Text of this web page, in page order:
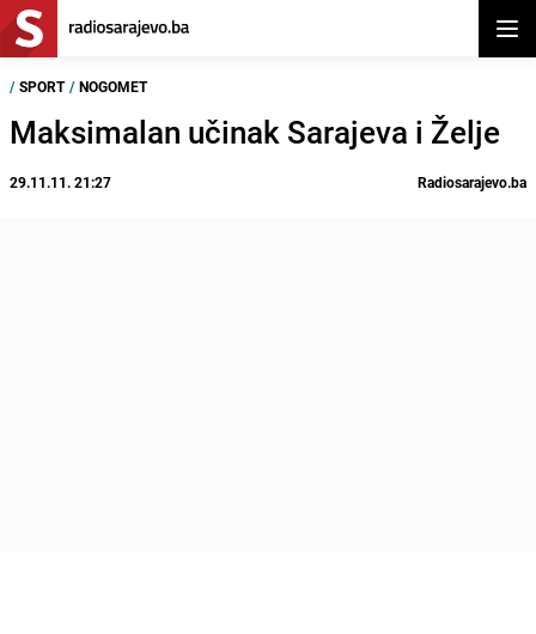
/ SPORT / NOGOMET
Maksimalan učinak Sarajeva i Želje
29.11.11. 21:27 Radiosarajevo.ba